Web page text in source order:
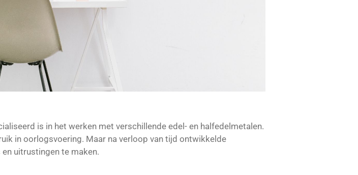
is in het werken met verschillende edel- en halfedelmetalen.
in oorlogsvoering. Maar na verloop van tijd ontwikkelde
uitrustingen te maken.